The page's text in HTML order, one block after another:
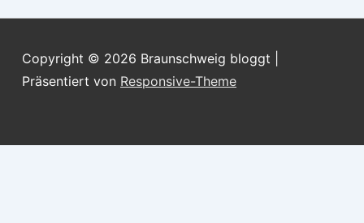
Copyright © 2026 Braunschweig bloggt
Präsentiert von Responsive-Theme